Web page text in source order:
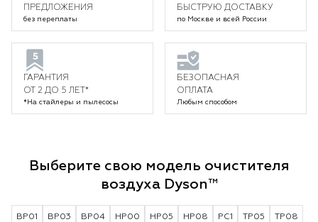
ПРЕДЛОЖЕНИЯ
без переплаты
БЫСТРУЮ ДОСТАВКУ
по Москве и всей России
ГАРАНТИЯ
ОТ 2 ДО 5 ЛЕТ*
*На стайлеры и пылесосы
БЕЗОПАСНАЯ
ОПЛАТА
Любым способом
Выберите свою модель очистителя
воздуха Dyson™
BP01 BP03 BP04 HP00 HP05 HP08 PC1 TP05 TP08